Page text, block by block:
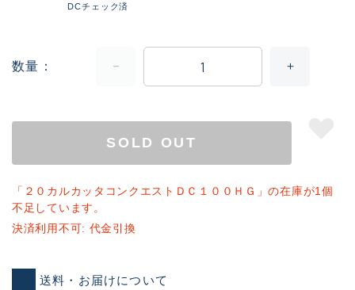
DCチェック済
数量
SOLD OUT
「２０カルカッタコンクエストＤＣ１００ＨＧ」の在庫が1個
不足しています。
決済利用不可: 代金引換
送料・お届けについて